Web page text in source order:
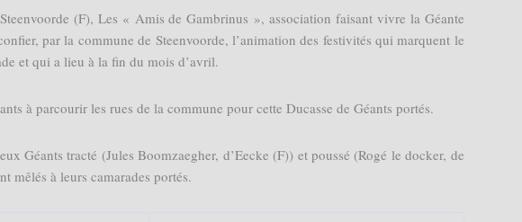
(F), Les « Amis de Gambrinus », association faisant vivre la Géante
par la commune de Steenvoorde, l’animation des festivités qui marquent le
et qui a lieu à la fin du mois d’avril.
à parcourir les rues de la commune pour cette Ducasse de Géants portés.
Géants tracté (Jules Boomzaegher, d’Eecke (F)) et poussé (Rogé le docker, de
mêlés à leurs camarades portés.